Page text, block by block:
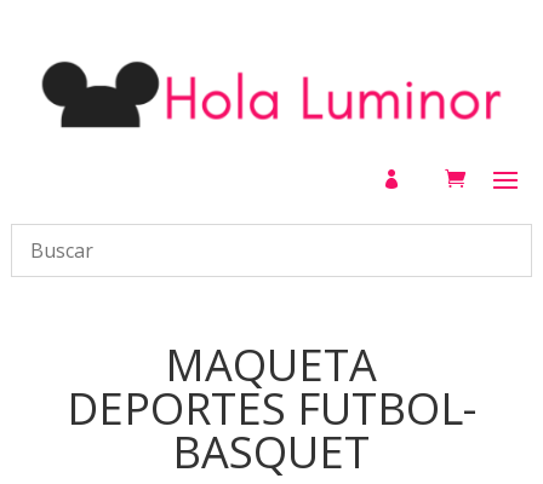

MAQUETA
DEPORTES FUTBOL-
BASQUET